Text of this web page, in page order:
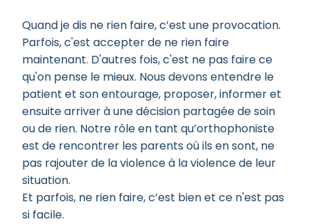
Quand je dis ne rien faire, c’est une provocation.
Parfois, c'est accepter de ne rien faire
maintenant. D'autres fois, c'est ne pas faire ce
qu'on pense le mieux. Nous devons entendre le
patient et son entourage, proposer, informer et
ensuite arriver à une décision partagée de soin
ou de rien. Notre rôle en tant qu’orthophoniste
est de rencontrer les parents où ils en sont, ne
pas rajouter de la violence à la violence de leur
situation.
Et parfois, ne rien faire, c’est bien et ce n'est pas
si facile.